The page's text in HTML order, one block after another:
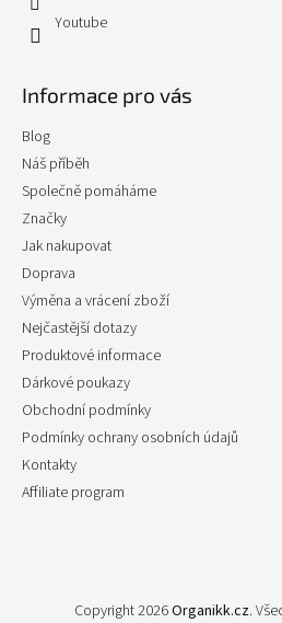
Youtube
Informace pro vás
Blog
Náš příběh
Společně pomáháme
Značky
Jak nakupovat
Doprava
Výměna a vrácení zboží
Nejčastější dotazy
Produktové informace
Dárkové poukazy
Obchodní podmínky
Podmínky ochrany osobních údajů
Kontakty
Affiliate program
Copyright 2026Organikk.cz.